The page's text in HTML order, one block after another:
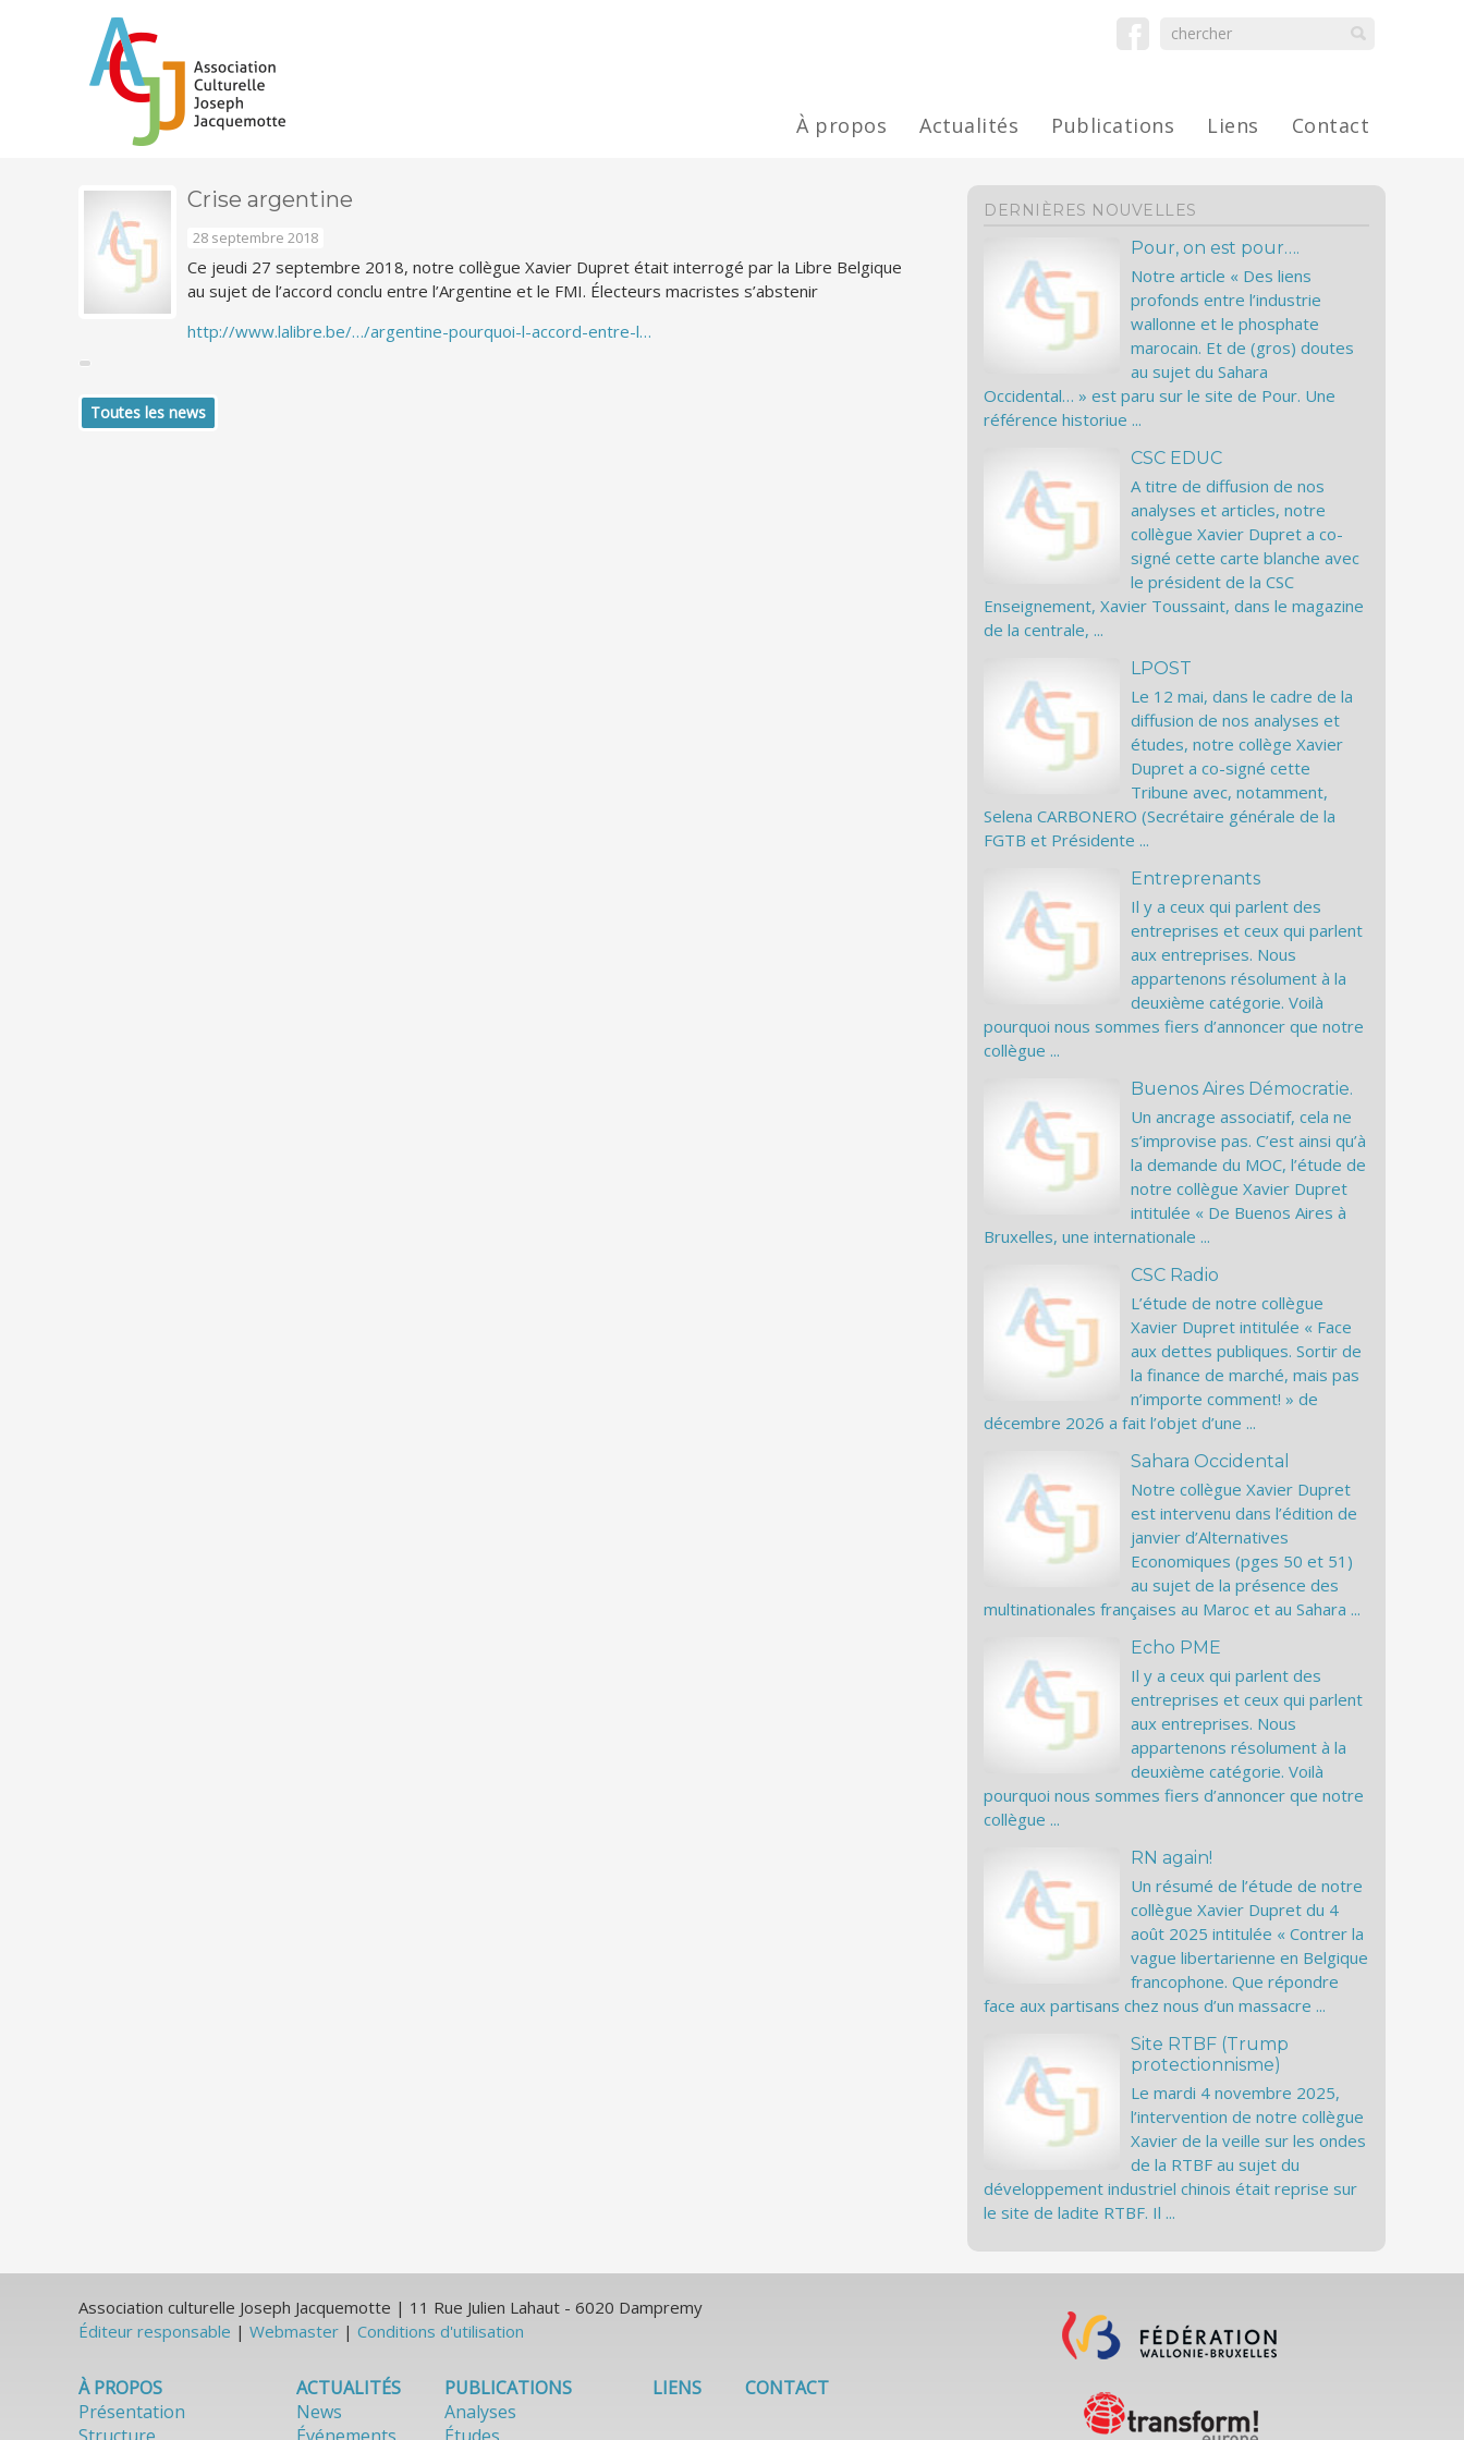
À propos Actualités Publications Liens Contact
Crise argentine
28 septembre 2018
Ce jeudi 27 septembre 2018, notre collègue Xavier Dupret était interrogé par la Libre Belgique
au sujet de l’accord conclu entre l’Argentine et le FMI. Électeurs macristes s’abstenir
http://www.lalibre.be/…/argentine-pourquoi-l-accord-entre-l…
Toutes les news
DERNIÈRES NOUVELLES
Pour, on est pour….
Notre article « Des liens
profonds entre l’industrie
wallonne et le phosphate
marocain. Et de (gros) doutes
au sujet du Sahara
Occidental… » est paru sur le site de Pour. Une
référence historiue ...
CSC EDUC
A titre de diffusion de nos
analyses et articles, notre
collègue Xavier Dupret a co-
signé cette carte blanche avec
le président de la CSC
Enseignement, Xavier Toussaint, dans le magazine
de la centrale, ...
LPOST
Le 12 mai, dans le cadre de la
diffusion de nos analyses et
études, notre collège Xavier
Dupret a co-signé cette
Tribune avec, notamment,
Selena CARBONERO (Secrétaire générale de la
FGTB et Présidente ...
Entreprenants
Il y a ceux qui parlent des
entreprises et ceux qui parlent
aux entreprises. Nous
appartenons résolument à la
deuxième catégorie. Voilà
pourquoi nous sommes fiers d’annoncer que notre
collègue ...
Buenos Aires Démocratie.
Un ancrage associatif, cela ne
s’improvise pas. C’est ainsi qu’à
la demande du MOC, l’étude de
notre collègue Xavier Dupret
intitulée « De Buenos Aires à
Bruxelles, une internationale ...
CSC Radio
L’étude de notre collègue
Xavier Dupret intitulée « Face
aux dettes publiques. Sortir de
la finance de marché, mais pas
n’importe comment! » de
décembre 2026 a fait l’objet d’une ...
Sahara Occidental
Notre collègue Xavier Dupret
est intervenu dans l’édition de
janvier d’Alternatives
Economiques (pges 50 et 51)
au sujet de la présence des
multinationales françaises au Maroc et au Sahara ...
Echo PME
Il y a ceux qui parlent des
entreprises et ceux qui parlent
aux entreprises. Nous
appartenons résolument à la
deuxième catégorie. Voilà
pourquoi nous sommes fiers d’annoncer que notre
collègue ...
RN again!
Un résumé de l’étude de notre
collègue Xavier Dupret du 4
août 2025 intitulée « Contrer la
vague libertarienne en Belgique
francophone. Que répondre
face aux partisans chez nous d’un massacre ...
Site RTBF (Trump
protectionnisme)
Le mardi 4 novembre 2025,
l’intervention de notre collègue
Xavier de la veille sur les ondes
de la RTBF au sujet du
développement industriel chinois était reprise sur
le site de ladite RTBF. Il ...
Association culturelle Joseph Jacquemotte | 11 Rue Julien Lahaut - 6020 Dampremy
Éditeur responsable | Webmaster | Conditions d'utilisation
À PROPOS
Présentation
ACTUALITÉS
News
PUBLICATIONS
Analyses
LIENS CONTACT